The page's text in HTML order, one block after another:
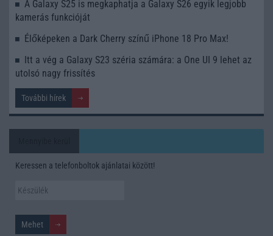
A Galaxy S25 is megkaphatja a Galaxy S26 egyik legjobb
kamerás funkcióját
Élőképeken a Dark Cherry színű iPhone 18 Pro Max!
Itt a vég a Galaxy S23 széria számára: a One UI 9 lehet az
utolsó nagy frissítés
További hírek
Keressen a telefonboltok ajánlatai között!